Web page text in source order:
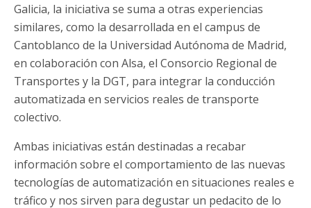
Galicia, la iniciativa se suma a otras experiencias
similares, como la desarrollada en el campus de
Cantoblanco de la Universidad Autónoma de Madrid,
en colaboración con Alsa, el Consorcio Regional de
Transportes y la DGT, para integrar la conducción
automatizada en servicios reales de transporte
colectivo.
Ambas iniciativas están destinadas a recabar
información sobre el comportamiento de las nuevas
tecnologías de automatización en situaciones reales e
tráfico y nos sirven para degustar un pedacito de lo